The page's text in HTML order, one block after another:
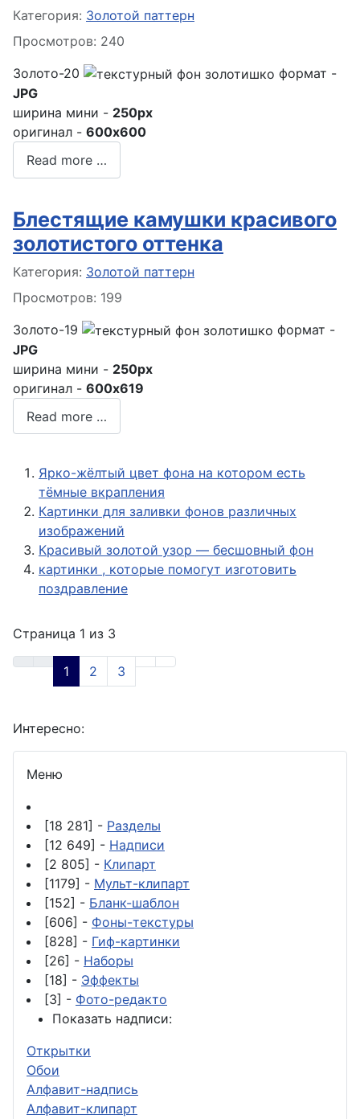
Информация о материале
Категория: Золотой паттерн
Просмотров: 240
Золото-20
формат -
JPG
ширина мини - 250px
оригинал - 600x600
Read more …
Блестящие камушки красивого
золотистого оттенка
Информация о материале
Категория: Золотой паттерн
Просмотров: 199
Золото-19
формат -
JPG
ширина мини - 250px
оригинал - 600x619
Read more …
Ярко-жёлтый цвет фона на котором есть
тёмные вкрапления
Картинки для заливки фонов различных
изображений
Красивый золотой узор — бесшовный фон
картинки , которые помогут изготовить
поздравление
Страница 1 из 3
1 2 3
Интересно:
Меню
[18 281] - Разделы
[12 649] - Надписи
[2 805] - Клипарт
[1179] - Мульт-клипарт
[152] - Бланк-шаблон
[606] - Фоны-текстуры
[828] - Гиф-картинки
[26] - Наборы
[18] - Эффекты
[3] - Фото-редакто
Показать надписи:
Открытки
Обои
Алфавит-надпись
Алфавит-клипарт